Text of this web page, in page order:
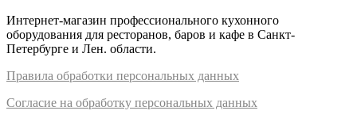
Интернет-магазин профессионального кухонного
оборудования для ресторанов, баров и кафе в Санкт-
Петербурге и Лен. области.
Правила обработки персональных данных
Согласие на обработку персональных данных